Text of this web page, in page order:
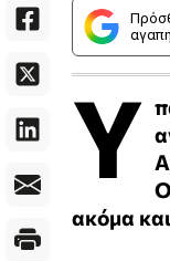
Υ
ακόμα